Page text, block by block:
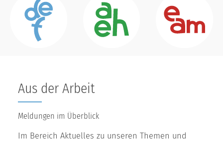
Aus der Arbeit
Meldungen im Überblick
Im Bereich Aktuelles zu unseren Themen und